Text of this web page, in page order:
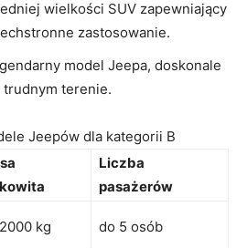
wielkości SUV zapewniający
zastosowanie.
model Jeepa,⁤ doskonale‍
trudnym terenie.
Jeepów dla kategorii B
Liczba
pasażerów
kg do 5 osób